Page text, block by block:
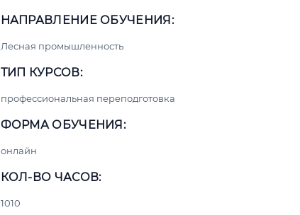
НАПРАВЛЕНИЕ ОБУЧЕНИЯ:
Лесная промышленность
ТИП КУРСОВ:
профессиональная переподготовка
ФОРМА ОБУЧЕНИЯ:
онлайн
КОЛ-ВО ЧАСОВ:
1010